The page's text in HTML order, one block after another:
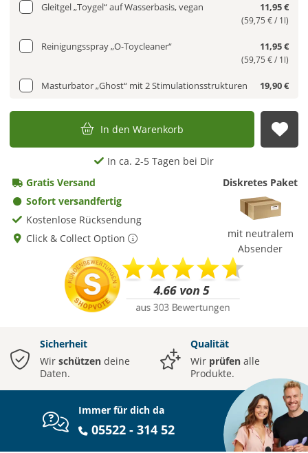
Gleitgel „Toygel“ auf Wasserbasis, vegan 11,95 €
(59,75 € / 1l)
Reinigungsspray „O-Toycleaner“ 11,95 €
(59,75 € / 1l)
Masturbator „Ghost“ mit 2 Stimulationsstrukturen 19,90 €
In den Warenkorb
In ca. 2-5 Tagen bei Dir
Gratis Versand
Sofort versandfertig
Kostenlose Rücksendung
Click & Collect Option
Diskretes Paket
mit neutralem
Absender
Sicherheit
Wir schützen deine
Daten.
Qualität
Wir prüfen alle
Produkte.
Immer für dich da
05522 - 314 52